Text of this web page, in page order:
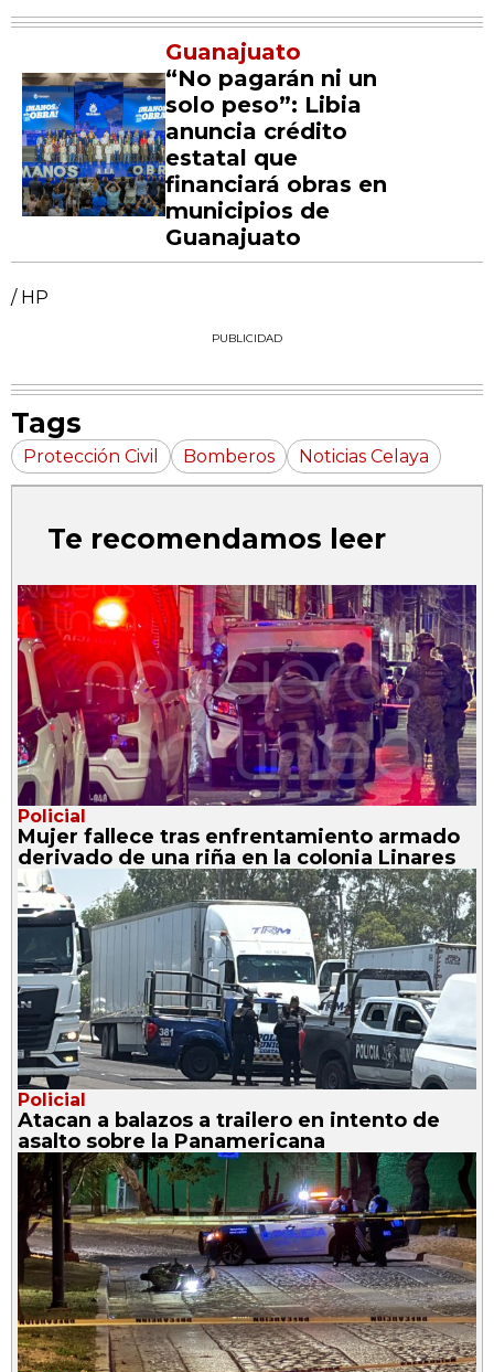
Guanajuato
“No pagarán ni un
solo peso”: Libia
anuncia crédito
estatal que
financiará obras en
municipios de
Guanajuato
/ HP
PUBLICIDAD
Tags
Protección Civil Bomberos Noticias Celaya
Te recomendamos leer
Policial
Mujer fallece tras enfrentamiento armado
derivado de una riña en la colonia Linares
Policial
Atacan a balazos a trailero en intento de
asalto sobre la Panamericana